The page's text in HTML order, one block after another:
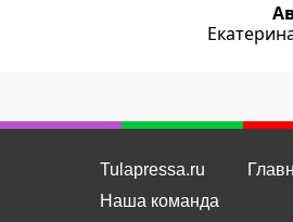
Tulapressa.ru
Наша команда